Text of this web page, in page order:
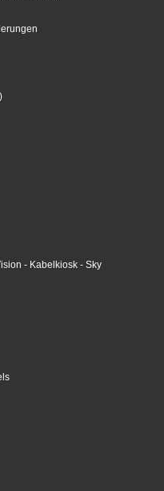
- Kabelkiosk - Sky